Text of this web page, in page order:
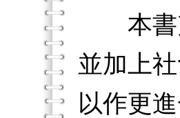
本書充
並加上
以作更